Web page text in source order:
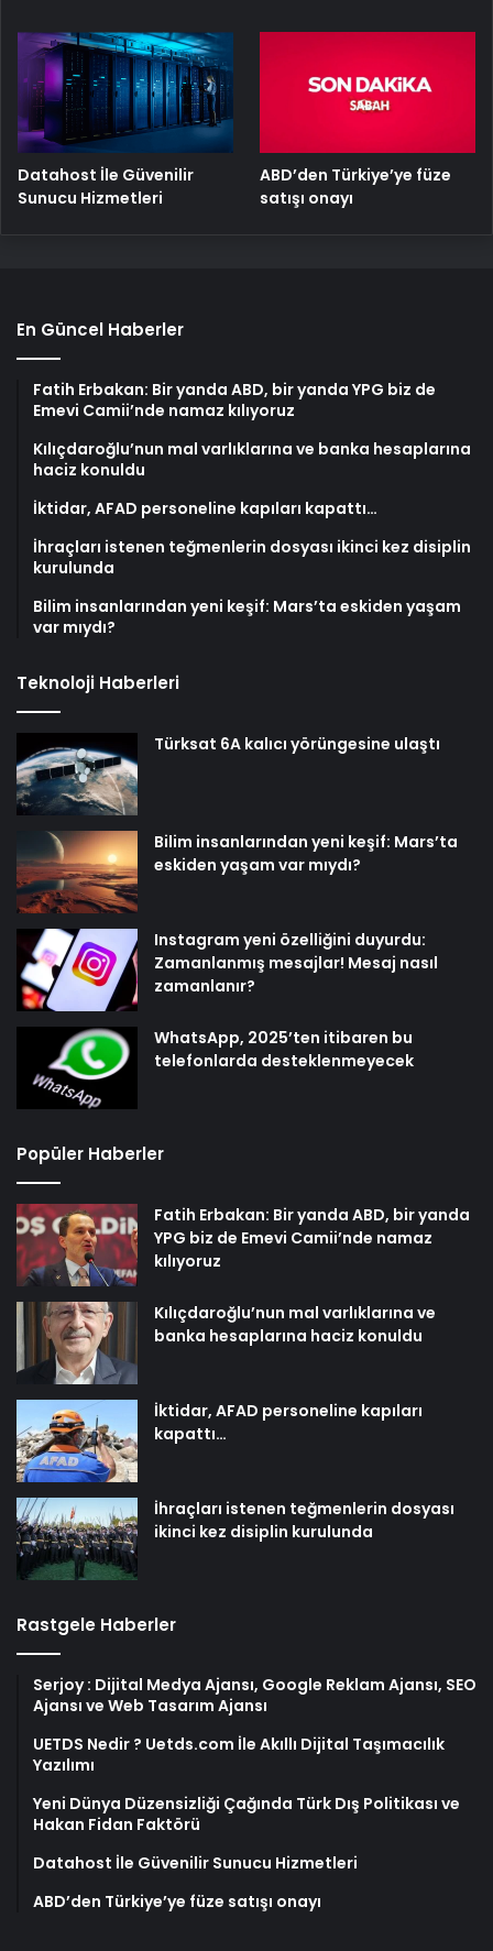
Datahost İle Güvenilir
Sunucu Hizmetleri
ABD’den Türkiye’ye füze
satışı onayı
En Güncel Haberler
Fatih Erbakan: Bir yanda ABD, bir yanda YPG biz de
Emevi Camii’nde namaz kılıyoruz
Kılıçdaroğlu’nun mal varlıklarına ve banka hesaplarına
haciz konuldu
İktidar, AFAD personeline kapıları kapattı…
İhraçları istenen teğmenlerin dosyası ikinci kez disiplin
kurulunda
Bilim insanlarından yeni keşif: Mars’ta eskiden yaşam
var mıydı?
Teknoloji Haberleri
Türksat 6A kalıcı yörüngesine ulaştı
Bilim insanlarından yeni keşif: Mars’ta
eskiden yaşam var mıydı?
Instagram yeni özelliğini duyurdu:
Zamanlanmış mesajlar! Mesaj nasıl
zamanlanır?
WhatsApp, 2025’ten itibaren bu
telefonlarda desteklenmeyecek
Popüler Haberler
Fatih Erbakan: Bir yanda ABD, bir yanda
YPG biz de Emevi Camii’nde namaz
kılıyoruz
Kılıçdaroğlu’nun mal varlıklarına ve
banka hesaplarına haciz konuldu
İktidar, AFAD personeline kapıları
kapattı…
İhraçları istenen teğmenlerin dosyası
ikinci kez disiplin kurulunda
Rastgele Haberler
Serjoy : Dijital Medya Ajansı, Google Reklam Ajansı, SEO
Ajansı ve Web Tasarım Ajansı
UETDS Nedir ? Uetds.com İle Akıllı Dijital Taşımacılık
Yazılımı
Yeni Dünya Düzensizliği Çağında Türk Dış Politikası ve
Hakan Fidan Faktörü
Datahost İle Güvenilir Sunucu Hizmetleri
ABD’den Türkiye’ye füze satışı onayı